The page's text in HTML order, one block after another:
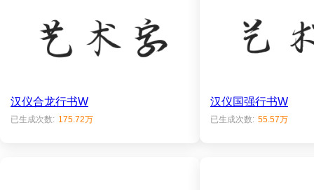
汉仪合龙行书W
已生成次数: 175.72万
汉仪国强行书W
已生成次数: 55.57万